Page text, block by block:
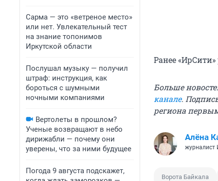
Сарма — это «ветреное место»
или нет. Увлекательный тест
на знание топонимов
Иркутской области
Послушал музыку — получил
штраф: инструкция, как
бороться с шумными
ночными компаниями
Вертолеты в прошлом?
Ученые возвращают в небо
дирижабли — почему они
уверены, что за ними будущее
Погода 9 августа подскажет,
Ранее
Больше
канале.
региона
Алёна
журналист
Ворота Байкала